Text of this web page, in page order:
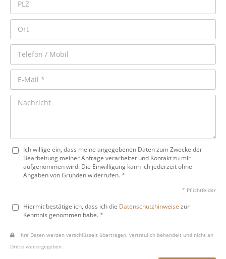
Ich willige ein, dass meine angegebenen Daten zum Zwecke der
Bearbeitung meiner Anfrage verarbeitet und Kontakt zu mir
aufgenommen wird. Die Einwilligung kann ich jederzeit ohne
Angaben von Gründen widerrufen. *
* Pflichtfelder
Hiermit bestätige ich, dass ich die Datenschutzhinweise zur
Kenntnis genommen habe. *
Ihre Daten werden verschlüsselt übertragen, vertraulich behandelt und nicht an
Dritte weitergegeben.